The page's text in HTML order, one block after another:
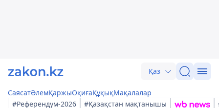
Қаз
СаясатӘлемҚаржыОқиғаҚұқықМақалалар
#Референдум-2026
#Қазақстан мақтанышы